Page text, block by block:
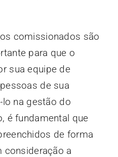
comissionados são
para que o
sua equipe de
de sua
lo na gestão do
é fundamental que
de forma
consideração a